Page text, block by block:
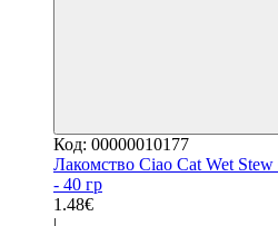
Код: 00000010177
Лакомство Ciao Cat Wet
- 40 гр
1.48€